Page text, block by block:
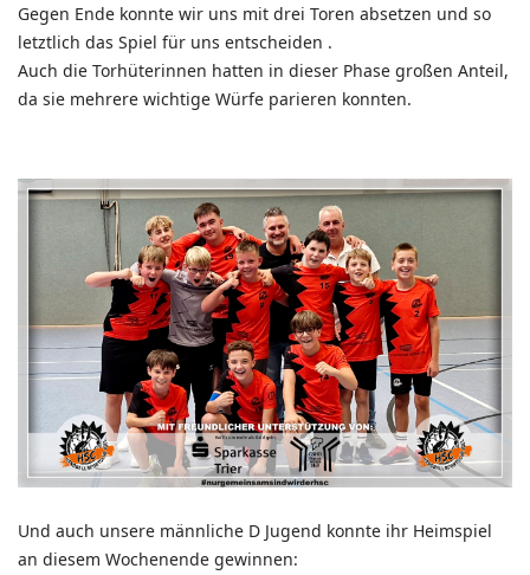
Gegen Ende konnte wir uns mit drei Toren absetzen und so
letztlich das Spiel für uns entscheiden .
Auch die Torhüterinnen hatten in dieser Phase großen Anteil,
da sie mehrere wichtige Würfe parieren konnten.
Und auch unsere männliche D Jugend konnte ihr Heimspiel
an diesem Wochenende gewinnen: